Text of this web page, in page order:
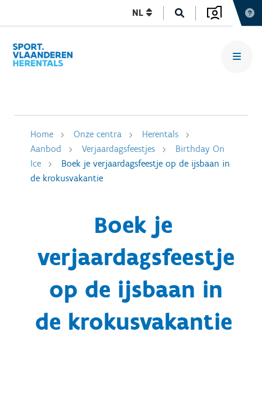
NL
Home Onze centra
Herentals
Aanbod
Verjaardagsfeestjes
Birthday On
Ice
Boek je verjaardagsfeestje op de ijsbaan in
de krokusvakantie
Boek je
verjaardagsfeestje
op de ijsbaan in
de krokusvakantie